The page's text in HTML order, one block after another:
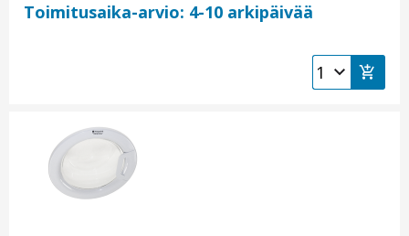
Toimitusaika-arvio: 4-10 arkipäivää